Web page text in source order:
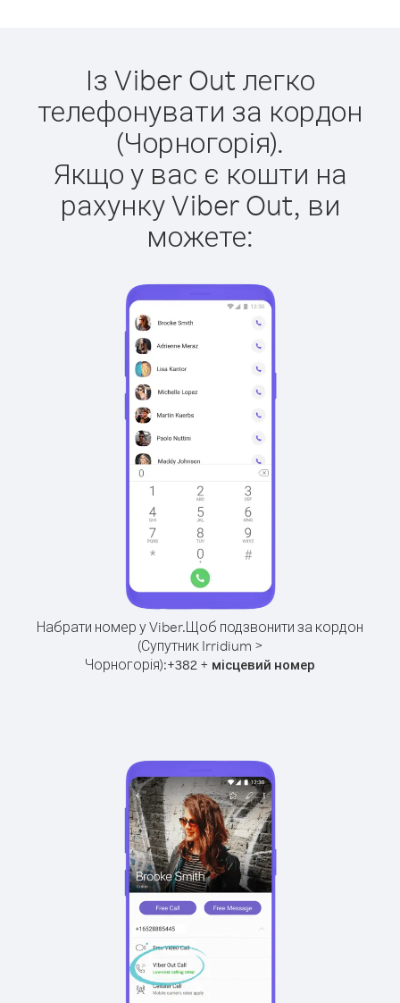
Із Viber Out легко
телефонувати за кордон
(Чорногорія).
Якщо у вас є кошти на
рахунку Viber Out, ви
можете:
Набрати номер у Viber.Щоб подзвонити за кордон
(Супутник Irridium >
Чорногорія):+382 + місцевий номер